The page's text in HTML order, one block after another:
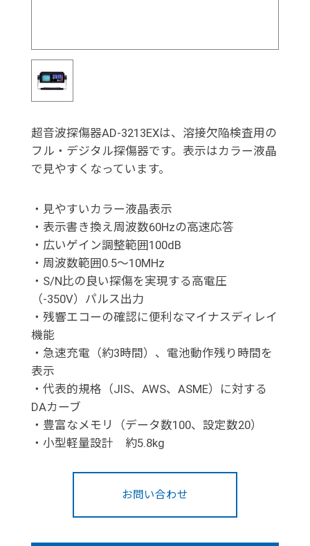
超音波探傷器AD-3213EXは、溶接欠陥検査用の
フル・デジタル探傷器です。表示はカラー液晶
で見やすくなっています。
・見やすいカラー液晶表示
・表示書き換え周波数60Hzの高速応答
・広いゲイン調整範囲100dB
・周波数範囲0.5～10MHz
・S/N比の良い探傷を実現する高電圧
（-350V）パルス出力
・残響エコーの確認に便利なマイナスディレイ
機能
・急速充電（約3時間）、電池動作残り時間を
表示
・代表的規格（JIS、AWS、ASME）に対する
DAカーブ
・豊富なメモリ（データ数100、設定数20）
・小型軽量設計 約5.8kg
お問い合わせ